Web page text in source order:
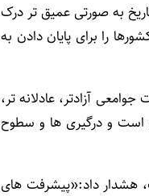
به صورتی عمیق تر درک
را برای پایان دادن به
آزادتر، عادلانه تر،
است و درگیری ها و سطوح
هشدار داد:«پیشرفت های